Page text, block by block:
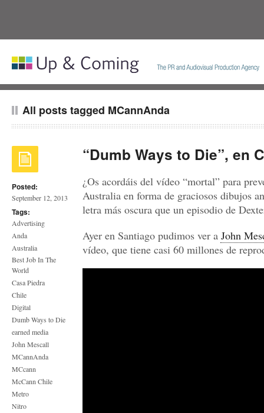
All posts tagged MCannAnda
Posted:
September 12, 2013
Tags:
Advertising
Anda
Australia
Best Job In The
World
Casa Piedra
Chile
Digital
Dumb Ways to Die
earned media
John Mescall
MCannAnda
MCcann
McCann Chile
Metro
Nitro
“Dumb Ways to Die”, en
¿Os acordáis del vídeo “mortal” para
Australia en forma de graciosos dibujos
letra más oscura que un episodio de
Ayer en Santiago pudimos ver a John
vídeo, que tiene casi 60 millones de